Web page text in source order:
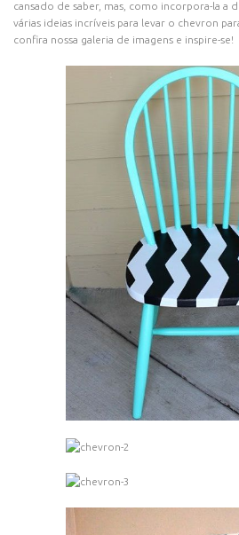
cansado de saber, mas, como incorpora-la a
várias ideias incríveis para levar o chevron
confira nossa galeria de imagens e inspire-se!